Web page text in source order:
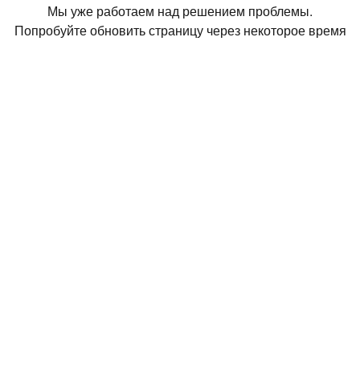
Мы уже работаем над решением проблемы.
Попробуйте обновить страницу через некоторое время